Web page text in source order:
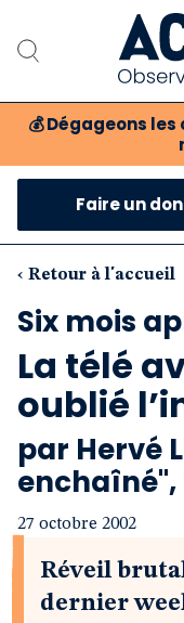
💰 Dégageons
Notre
Faire un don
‹ Retour à l'accueil
Six mois
La télé
oublié
par Hervé
enchaîné",
27 octobre 2002
Réveil
dernier